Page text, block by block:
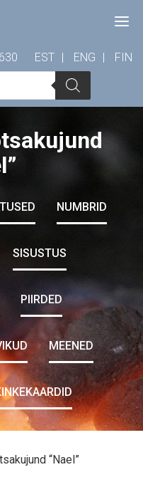
EST ENG
FIN
NUMBRID
SISUSTUS
PIIRDED
MEENED
“Nael”